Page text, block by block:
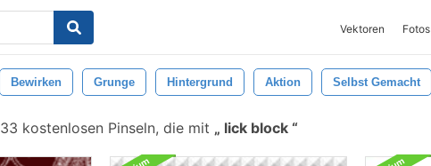
Vektoren Fotos
Bewirken Grunge Hintergrund Aktion Selbst Gemacht
33 kostenlosen Pinseln, die mit lick block